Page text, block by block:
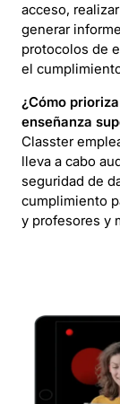
acceso,
generar
protocolos de
el
¿Cómo
enseñanza
Classter
lleva a cabo
seguridad de
cumplimiento
y profesores y